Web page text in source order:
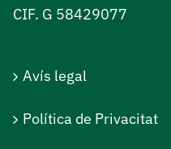
CIF. G 58429077
Avís legal
Política de Privacitat